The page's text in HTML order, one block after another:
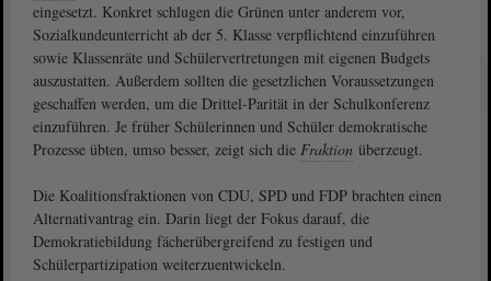
eingesetzt. Konkret schlugen die Grünen unter anderem vor,
Sozialkundeunterricht ab der 5. Klasse verpflichtend einzuführen
sowie Klassenräte und Schülervertretungen mit eigenen Budgets
auszustatten. Außerdem sollten die gesetzlichen Voraussetzungen
geschaffen werden, um die Drittel-Parität in der Schulkonferenz
einzuführen. Je früher Schülerinnen und Schüler demokratische
Prozesse übten, umso besser, zeigt sich die Fraktion überzeugt.
Die Koalitionsfraktionen von CDU, SPD und FDP brachten einen
Alternativantrag ein. Darin liegt der Fokus darauf, die
Demokratiebildung fächerübergreifend zu festigen und
Schülerpartizipation weiterzuentwickeln.